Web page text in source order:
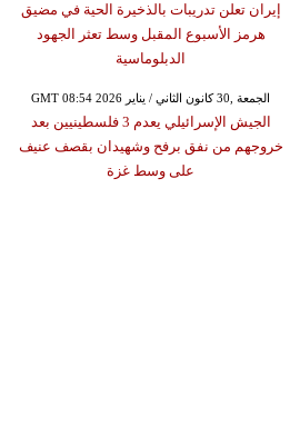
إيران تعلن تدريبات بالذخيرة الحية في مضيق
هرمز الأسبوع المقبل وسط تعثر الجهود
الدبلوماسية
GMT 08:54 2026 الجمعة ,30 كانون الثاني / يناير
الجيش الإسرائيلي يعدم 3 فلسطينيين بعد
خروجهم من نفق برفح وشهيدان بقصف عنيف
على وسط غزة